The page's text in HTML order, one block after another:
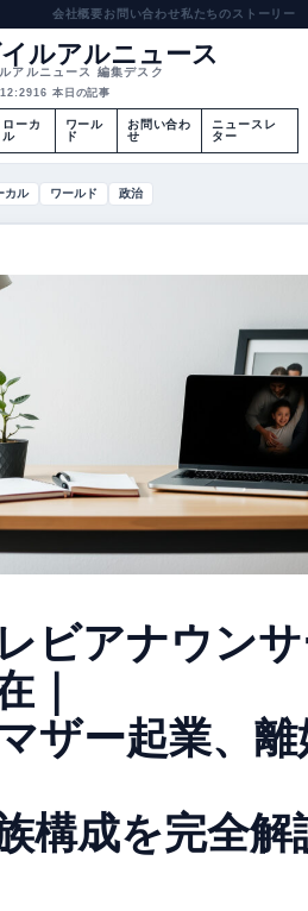
会社概要お問い合わせ私たちのストーリー
ルアルニュース
アルニュース 編集デスク
16 本日の記事
ローカ
ル
ワール
ド
お問い合わ
せ
ニュースレ
ター
カル ワールド 政治
ビアナウン
｜
ザー起業、
構成を完全